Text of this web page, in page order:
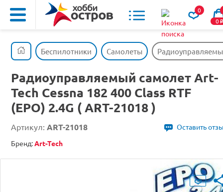
0
0o
Беспилотники Самолеты
Радиоуправляемый самолет Art-
Tech Cessna 182 400 Class RTF
(EPO) 2.4G ( ART-21018 )
Артикул: ART-21018
Оставить
Бренд:Art-Tech